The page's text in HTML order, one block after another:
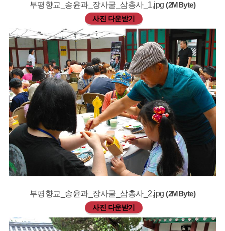
부평향교_송윤과_장사굴_삼총사_1.jpg(2MByte)
사진 다운받기
부평향교_송윤과_장사굴_삼총사_2.jpg(2MByte)
사진 다운받기